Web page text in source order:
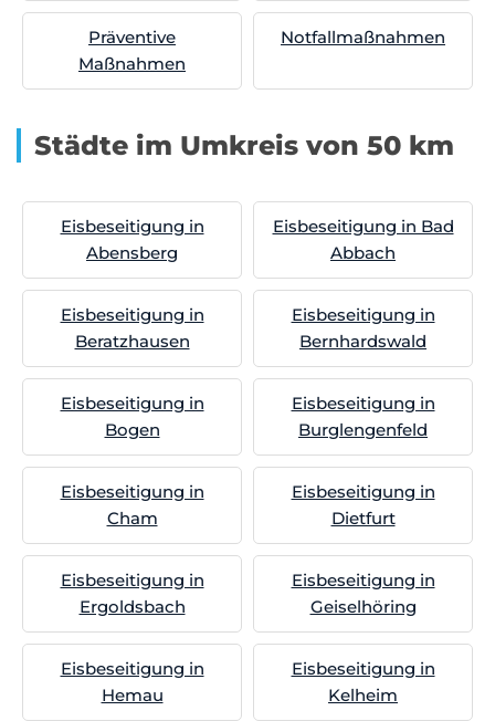
Präventive
Maßnahmen
Notfallmaßnahmen
Städte im Umkreis von 50 km
Eisbeseitigung in
Abensberg
Eisbeseitigung in Bad
Abbach
Eisbeseitigung in
Beratzhausen
Eisbeseitigung in
Bernhardswald
Eisbeseitigung in
Bogen
Eisbeseitigung in
Burglengenfeld
Eisbeseitigung in
Cham
Eisbeseitigung in
Dietfurt
Eisbeseitigung in
Ergoldsbach
Eisbeseitigung in
Geiselhöring
Eisbeseitigung in
Hemau
Eisbeseitigung in
Kelheim